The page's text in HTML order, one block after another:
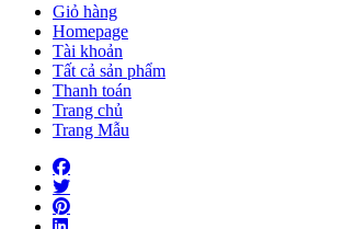
Giỏ hàng
Homepage
Tài khoản
Tất cả sản phẩm
Thanh toán
Trang chủ
Trang Mẫu